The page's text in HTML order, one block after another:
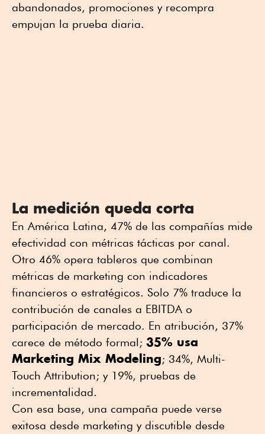
abandonados, promociones y recompra
empujan la prueba diaria.
La medición queda corta
En América Latina, 47% de las compañías mide
efectividad con métricas tácticas por canal.
Otro 46% opera tableros que combinan
métricas de marketing con indicadores
financieros o estratégicos. Solo 7% traduce la
contribución de canales a EBITDA o
participación de mercado. En atribución, 37%
carece de método formal; 35% usa
Marketing Mix Modeling; 34%, Multi-
Touch Attribution; y 19%, pruebas de
incrementalidad.
Con esa base, una campaña puede verse
exitosa desde marketing y discutible desde